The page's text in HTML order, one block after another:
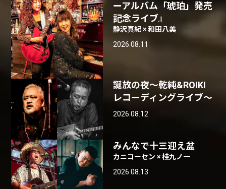
ーアルバム「琥珀」発売
記念ライブ』
静沢真紀 × 和田八美
2026.08.11
誕放の夜〜乾純&ROIKI
レコーディングライブ〜
2026.08.12
みんなで十三迎え盆
カニコーセン × 桂九ノ一
2026.08.13